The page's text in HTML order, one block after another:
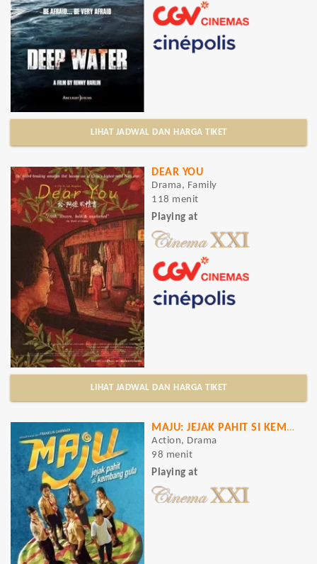
LIHAT JADWAL DAN HARGA TIKET
DEAR YOU
Drama, Family
118 menit
Playing at
LIHAT JADWAL DAN HARGA TIKET
MAJU: JEJAK PAHIT SI KEMBANG GULA
Action, Drama
98 menit
Playing at